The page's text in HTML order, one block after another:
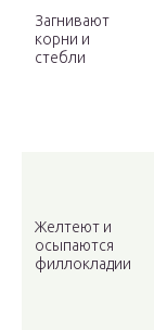
Загнивают
корни и
стебли
Желтеют и
осыпаются
филлокладии